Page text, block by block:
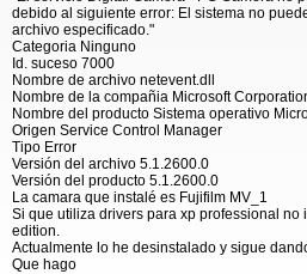
debido al siguiente error: El sistema no
archivo especificado."
Categoria Ninguno
Id. suceso 7000
Nombre de archivo netevent.dll
Nombre de la compañia Microsoft
Nombre del producto Sistema operativo
Origen Service Control Manager
Tipo Error
Versión del archivo 5.1.2600.0
Versión del producto 5.1.2600.0
La camara que instalé es Fujifilm MV_1
Si que utiliza drivers para xp professional no
edition.
Actualmente lo he desinstalado y sigue
Que hago